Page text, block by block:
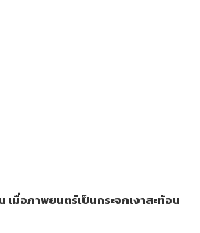
มื่อภาพยนตร์เป็นกระจกเงาสะท้อน